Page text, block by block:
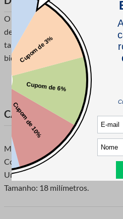
O Regulador de Metal 18mm
de lingeries no geral. Produto
tamanho e cores. Utilize em alças
biquinis.
CARACTERÍSTICAS DO
Marca: Fermoplast
Composição: 100% Zamac
Unidade de venda: 1 pacote com
Tamanho: 18 milímetros.